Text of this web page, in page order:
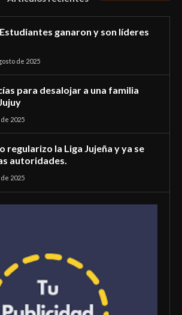
ganaron y son líderes
de 2025
para desalojar a una familia
2025
regularizo la Liga Jujeña y ya se
autoridades.
2025